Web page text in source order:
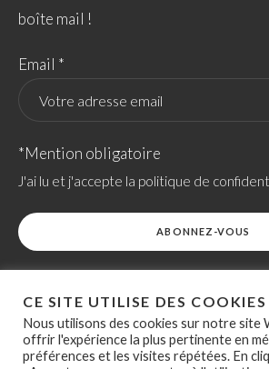
boîte mail !
Email *
*Mention obligatoire
J'ai lu et j'accepte la politique de
ACCESSIBILITÉ POLITIQUE
CE SITE UTILISE DES COOKIES
Nous utilisons des cookies sur notre site
offrir l'expérience la plus pertinente en
préférences et les visites répétées. En